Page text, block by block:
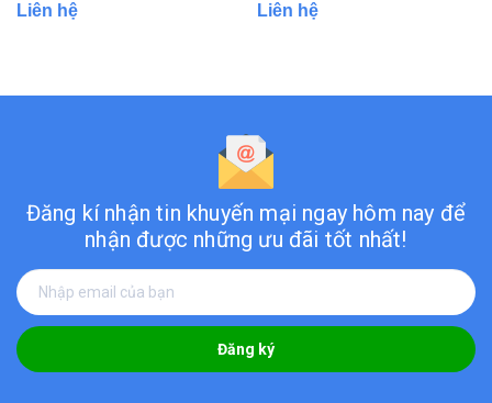
Liên hệ Liên hệ
Đăng kí nhận tin khuyến mại ngay hôm nay để
nhận được những ưu đãi tốt nhất!
Đăng ký